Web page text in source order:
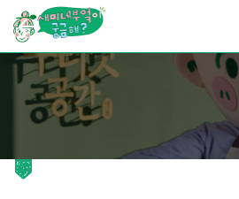
요리가 건강해지는 부엌
쉬워지는부엌